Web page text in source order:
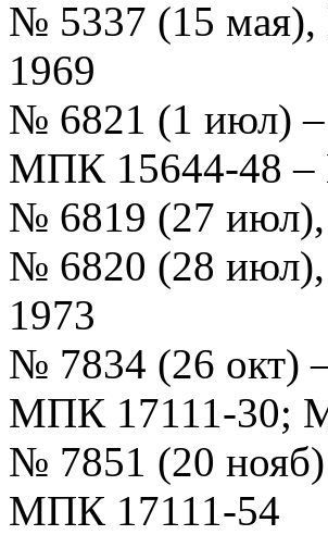
№ 5337 (15
1969
№ 6821 (1 июл)
МПК 15644-48
№ 6819 (27
№ 6820 (28
1973
№ 7834 (26 окт)
МПК 17111-30;
№ 7851 (20
МПК 17111-54